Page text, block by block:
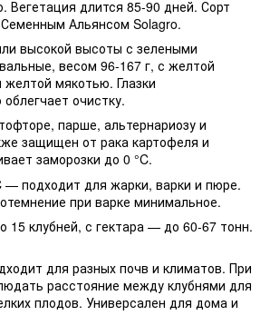
Вегетация длится 85-90 дней. Сорт
Альянсом Solagro.
высокой высоты с зелеными
весом 96-167 г, с желтой
мякотью. Глазки
очистку.
парше, альтернариозу и
защищен от рака картофеля и
заморозки до 0 °C.
— подходит для жарки, варки и пюре.
при варке минимальное.
15 клубней, с гектара — до 60-67 тонн.
для разных почв и климатов. При
расстояние между клубнями для
плодов. Универсален для дома и